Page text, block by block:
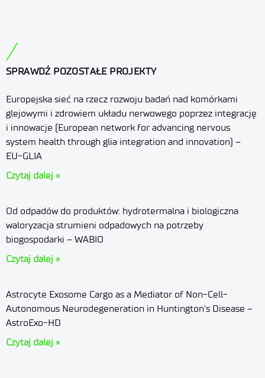
SPRAWDŹ POZOSTAŁE PROJEKTY
Europejska sieć na rzecz rozwoju badań nad komórkami
glejowymi i zdrowiem układu nerwowego poprzez integrację
i innowacje (European network for advancing nervous
system health through glia integration and innovation) –
EU-GLIA
Czytaj dalej »
Od odpadów do produktów: hydrotermalna i biologiczna
waloryzacja strumieni odpadowych na potrzeby
biogospodarki – WABIO
Czytaj dalej »
Astrocyte Exosome Cargo as a Mediator of Non-Cell-
Autonomous Neurodegeneration in Huntington’s Disease –
AstroExo-HD
Czytaj dalej »